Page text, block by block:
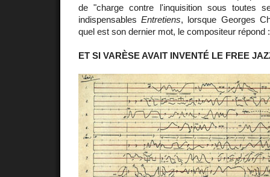
de "charge contre l'inquisition sous toutes
indispensablesEntretiens, lorsque Georges
quel est son dernier mot, le compositeur répond
ET SI VARÈSE AVAIT INVENTÉ LE FREE